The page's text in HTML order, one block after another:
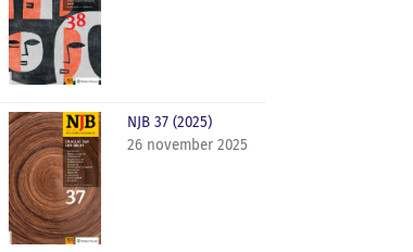
NJB 37 (2025)
26 november 2025